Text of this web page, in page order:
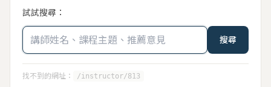
試試搜尋：
搜尋
找不到的網址： /instructor/813